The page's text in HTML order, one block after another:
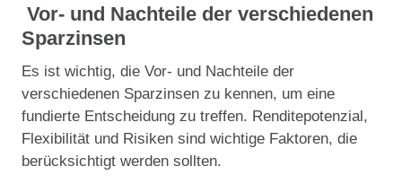
Vor- und Nachteile der verschiedenen
Sparzinsen
Es ist wichtig, die Vor- und Nachteile der
verschiedenen Sparzinsen zu kennen, um eine
fundierte Entscheidung zu treffen. Renditepotenzial,
Flexibilität und Risiken sind wichtige Faktoren, die
berücksichtigt werden sollten.